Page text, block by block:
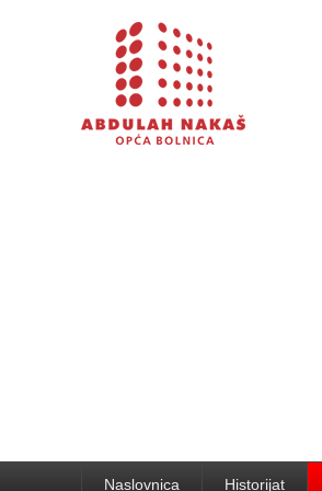
Naslovnica Historijat